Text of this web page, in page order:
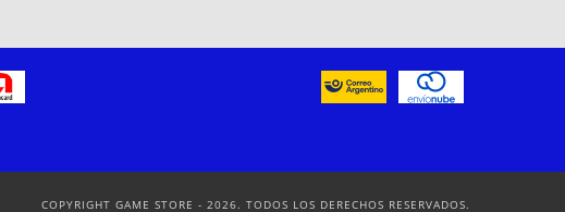
COPYRIGHT GAME STORE - 2026. TODOS LOS DERECHOS RESERVADOS.